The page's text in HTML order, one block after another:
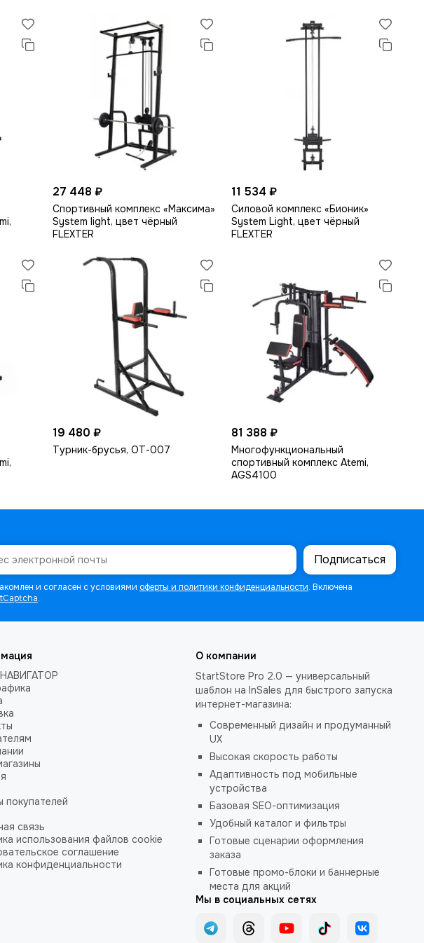
27 448 ₽
Спортивный комплекс «Максима»
System light, цвет чёрный
FLEXTER
11 534 ₽
Силовой комплекс «Бионик»
System Light, цвет чёрный
FLEXTER
19 480 ₽
Турник-брусья, ОТ-007
81 388 ₽
Многофункциональный
спортивный комплекс Atemi,
AGS4100
Подписаться
и согласен с условиями оферты и политики конфиденциальности. Включена
.
покупателей
связь
использования файлов cookie
соглашение
конфиденциальности
О компании
StartStore Pro 2.0 — универсальный
шаблон на InSales для быстрого запуска
интернет-магазина:
Современный дизайн и продуманный
UX
Высокая скорость работы
Адаптивность под мобильные
устройства
Базовая SEO-оптимизация
Удобный каталог и фильтры
Готовые сценарии оформления
заказа
Готовые промо-блоки и баннерные
места для акций
Мы в социальных сетях